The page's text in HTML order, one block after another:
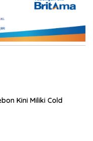
Kini Miliki Cold